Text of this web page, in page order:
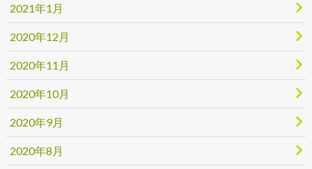
2021年1月
2020年12月
2020年11月
2020年10月
2020年9月
2020年8月